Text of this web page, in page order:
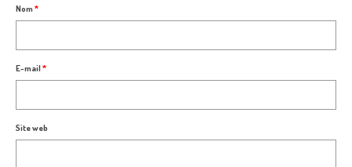
Nom *
E-mail*
Site web